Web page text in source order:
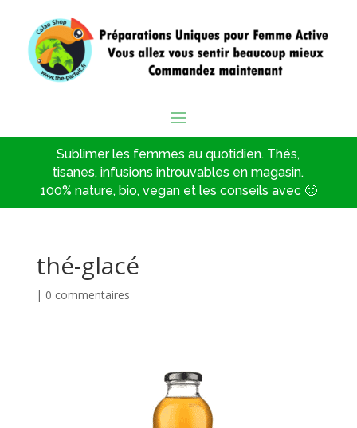
Sublimer les femmes au quotidien. Thés,
tisanes, infusions introuvables en magasin.
100% nature, bio, vegan et les conseils avec 🙂
thé-glacé
| 0 commentaires